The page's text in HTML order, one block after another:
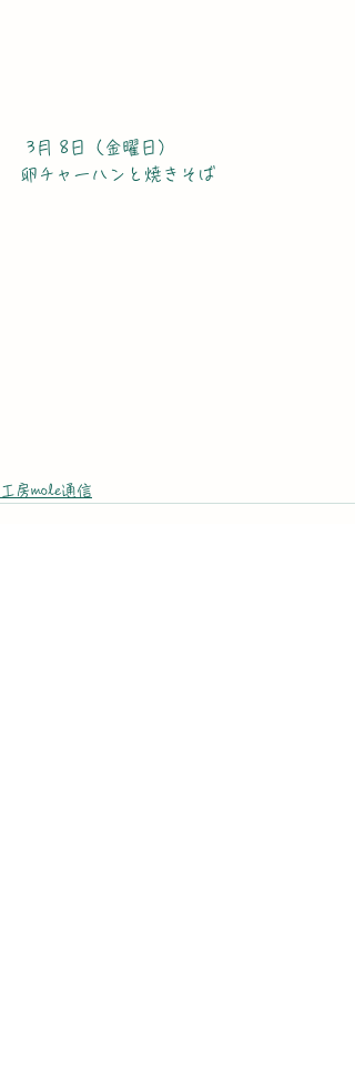
3月 8日（金曜日）
卵チャーハンと焼きそば
工房mole通信